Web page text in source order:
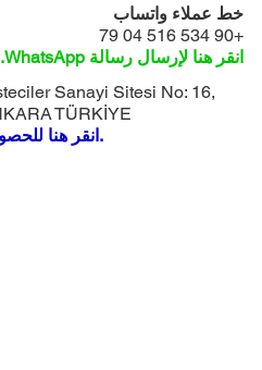
خط عملاء واتساب
+90 534 516 04 79
انقر هنا لإرسال رسالة WhatsApp.
Sanayi Sitesi No: 16,
TÜRKİYE
انقر هنا للحصول على الاتجاهات من الخرائط.